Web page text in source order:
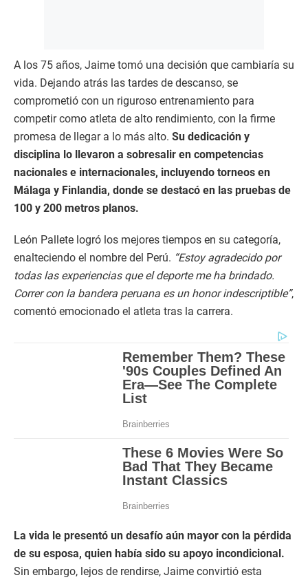
A los 75 años, Jaime tomó una decisión que cambiaría su
vida. Dejando atrás las tardes de descanso, se
comprometió con un riguroso entrenamiento para
competir como atleta de alto rendimiento, con la firme
promesa de llegar a lo más alto. Su dedicación y
disciplina lo llevaron a sobresalir en competencias
nacionales e internacionales, incluyendo torneos en
Málaga y Finlandia, donde se destacó en las pruebas de
100 y 200 metros planos.
León Pallete logró los mejores tiempos en su categoría,
enalteciendo el nombre del Perú. “Estoy agradecido por
todas las experiencias que el deporte me ha brindado.
Correr con la bandera peruana es un honor indescriptible”,
comentó emocionado el atleta tras la carrera.
La vida le presentó un desafío aún mayor con la pérdida
de su esposa, quien había sido su apoyo incondicional.
Sin embargo, lejos de rendirse, Jaime convirtió esta